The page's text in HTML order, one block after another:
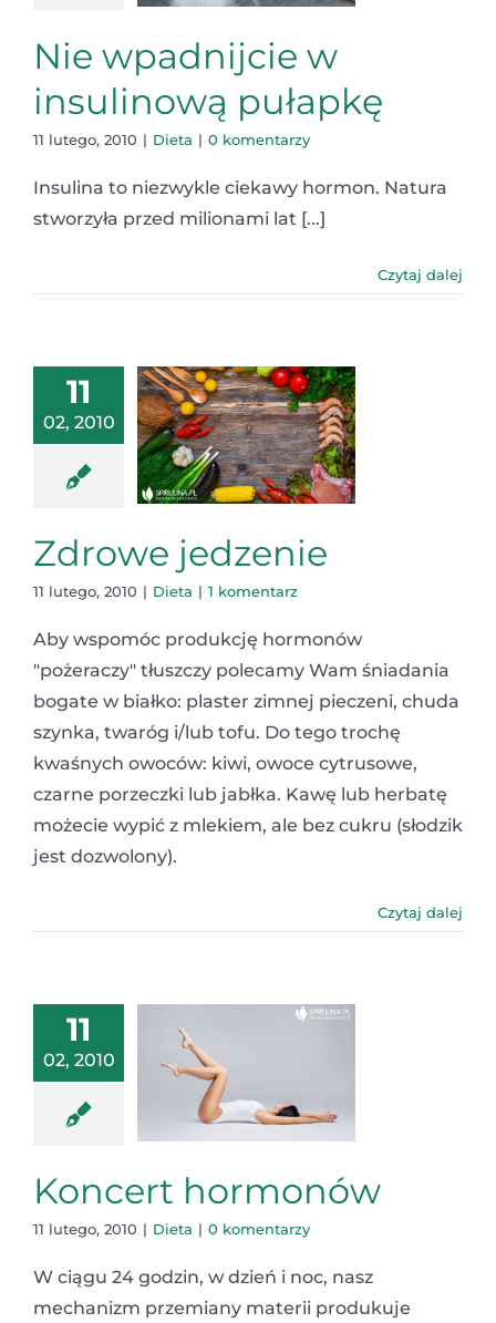
Nie wpadnijcie w
insulinową pułapkę
11 lutego, 2010 | Dieta | 0 komentarzy
Insulina to niezwykle ciekawy hormon. Natura
stworzyła przed milionami lat [...]
Czytaj dalej
11
02, 2010
Zdrowe jedzenie
11 lutego, 2010 | Dieta | 1 komentarz
Aby wspomóc produkcję hormonów
"pożeraczy" tłuszczy polecamy Wam śniadania
bogate w białko: plaster zimnej pieczeni, chuda
szynka, twaróg i/lub tofu. Do tego trochę
kwaśnych owoców: kiwi, owoce cytrusowe,
czarne porzeczki lub jabłka. Kawę lub herbatę
możecie wypić z mlekiem, ale bez cukru (słodzik
jest dozwolony).
Czytaj dalej
11
02, 2010
Koncert hormonów
11 lutego, 2010 | Dieta | 0 komentarzy
W ciągu 24 godzin, w dzień i noc, nasz
mechanizm przemiany materii produkuje